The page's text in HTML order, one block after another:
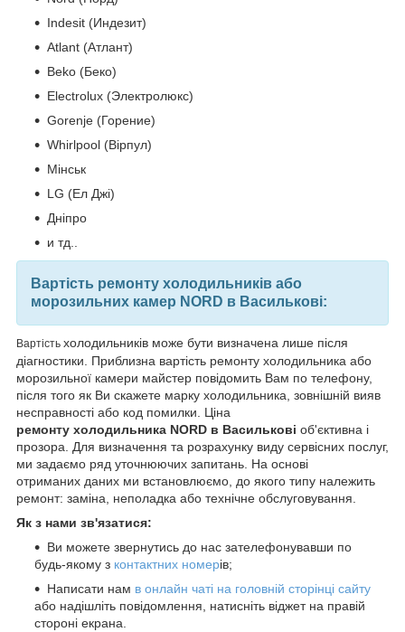
Indesit (Индезит)
Atlant (Атлант)
Beko (Беко)
Electrolux (Электролюкс)
Gorenje (Горение)
Whirlpool (Вірпул)
Мінськ
LG (Ел Джі)
Дніпро
и тд..
Вартість ремонту холодильників або
морозильних камер NORD в Василькові:
Вартість холодильників може бути визначена лише після
діагностики. Приблизна вартість ремонту холодильника або
морозильної камери майстер повідомить Вам по телефону,
після того як Ви скажете марку холодильника, зовнішній вияв
несправності або код помилки. Ціна
ремонту холодильника NORD в Василькові об'єктивна і
прозора. Для визначення та розрахунку виду сервісних послуг,
ми задаємо ряд уточнюючих запитань. На основі
отриманих даних ми встановлюємо, до якого типу належить
ремонт: заміна, неполадка або технічне обслуговування.
Як з нами зв'язатися:
Ви можете звернутись до нас зателефонувавши по
будь-якому з контактних номерів;
Написати нам в онлайн чаті на головній сторінці сайту
або надішліть повідомлення, натисніть віджет на правій
стороні екрана.